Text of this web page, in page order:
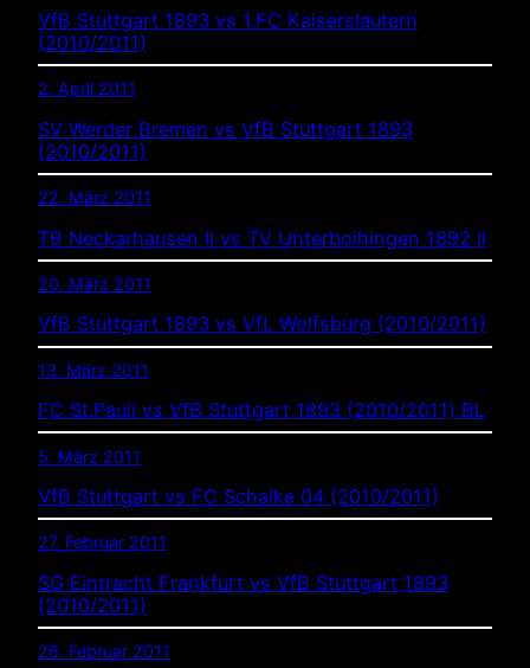
VfB Stuttgart 1893 vs 1.FC Kaiserslautern
(2010/2011)
2. April 2011
SV Werder Bremen vs VfB Stuttgart 1893
(2010/2011)
22. März 2011
TB Neckarhausen II vs TV Unterboihingen 1892 II
20. März 2011
VfB Stuttgart 1893 vs VfL Wolfsburg (2010/2011)
13. März 2011
FC St.Pauli vs VfB Stuttgart 1893 (2010/2011) BL
5. März 2011
VfB Stuttgart vs FC Schalke 04 (2010/2011)
27. Februar 2011
SG Eintracht Frankfurt vs VfB Stuttgart 1893
(2010/2011)
26. Februar 2011